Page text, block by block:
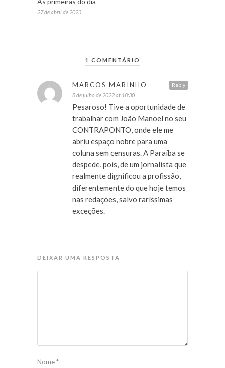
27 de abril de 2023
1 COMENTÁRIO
Reply
MARCOS MARINHO
8 de julho de 2022 at 18:30
Pesaroso! Tive a oportunidade de
trabalhar com João Manoel no seu
CONTRAPONTO, onde ele me
abriu espaço nobre para uma
coluna sem censuras. A Paraíba se
despede, pois, de um jornalista que
realmente dignificou a profissão,
diferentemente do que hoje temos
nas redações, salvo raríssimas
exceções.
DEIXAR UMA RESPOSTA
Nome*